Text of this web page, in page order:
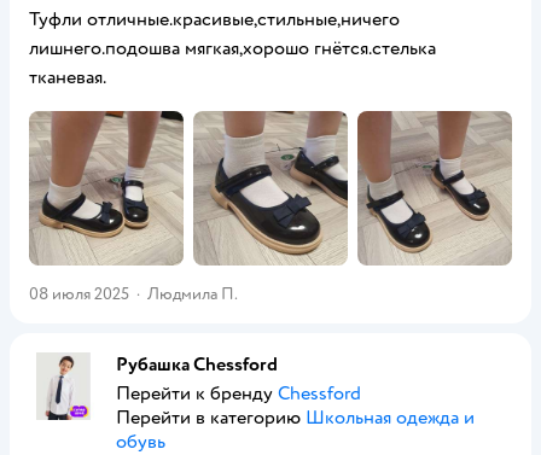
Туфли отличные.красивые,стильные,ничего
лишнего.подошва мягкая,хорошо гнётся.стелька
тканевая.
08 июля 2025 · Людмила П.
Рубашка Chessford
Перейти к бренду Chessford
Перейти в категорию Школьная одежда и
обувь